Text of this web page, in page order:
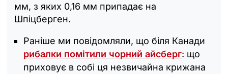
мм, з яких 0,16 мм припадає на
Шпіцберген.
Раніше ми повідомляли, що біля Канади
рибалки помітили чорний айсберг: що
приховує в собі ця незвичайна крижана